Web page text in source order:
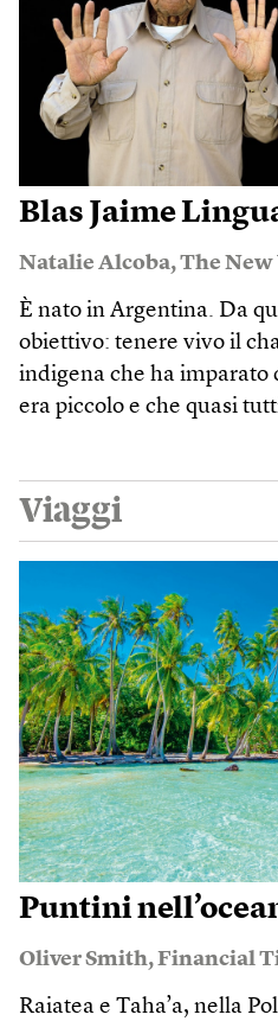
Blas Jaime
Natalie Alcoba,The New
È nato in Argentina. Da
obiettivo: tenere vivo il
indigena che ha imparato
era piccolo e che quasi
Viaggi
Puntini
Oliver Smith,Financial
Raiatea e Taha’a, nella